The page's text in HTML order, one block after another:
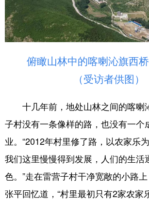
俯瞰山林中的喀喇沁旗西桥
（受访者供图）
十几年前，地处山林之间的喀喇
子村没有一条像样的路，也没有一个
业。“2012年村里修了路，以农家乐
我们这里慢慢得到发展，人们的生活
色。”走在雷营子村干净宽敞的小路
张平回忆道，“村里最初只有2家农家